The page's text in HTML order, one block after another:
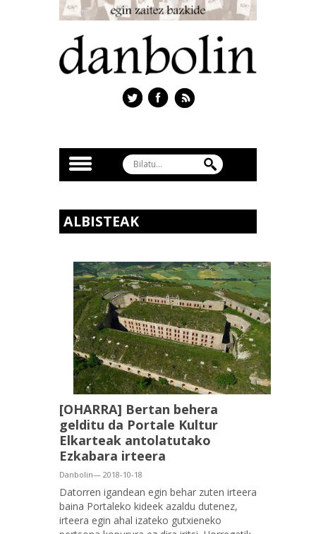
ALBISTEAK
[OHARRA] Bertan behera
gelditu da Portale Kultur
Elkarteak antolatutako
Ezkabara irteera
Danbolin— 2018-10-18
Datorren igandean egin behar zuten irteera
baina Portaleko kideek azaldu dutenez,
irteera egin ahal izateko gutxieneko